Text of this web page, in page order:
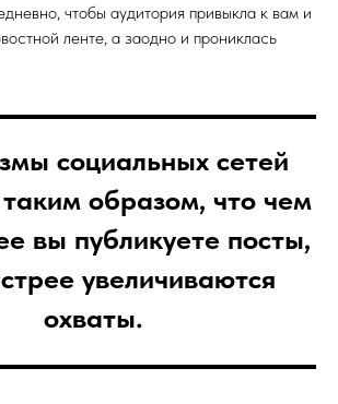
чтобы аудитория привыкла к вам и
ленте, а заодно и прониклась
социальных сетей
образом, что чем
вы публикуете посты,
увеличиваются
охваты.